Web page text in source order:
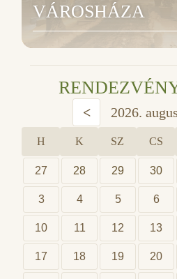
VÁROSHÁZA
< 2026.
H K SZ CS
27 28 29 30
3 4 5 6
10 11 12 13
17 18 19 20